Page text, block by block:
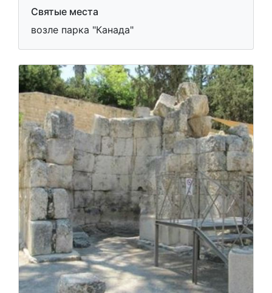
Святые места
возле парка "Канада"